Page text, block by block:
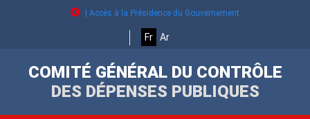
| Accès à la Présidence du Gouvernement
Fr Ar
COMITÉ GÉNÉRAL DU CONTRÔLE
DES DÉPENSES PUBLIQUES